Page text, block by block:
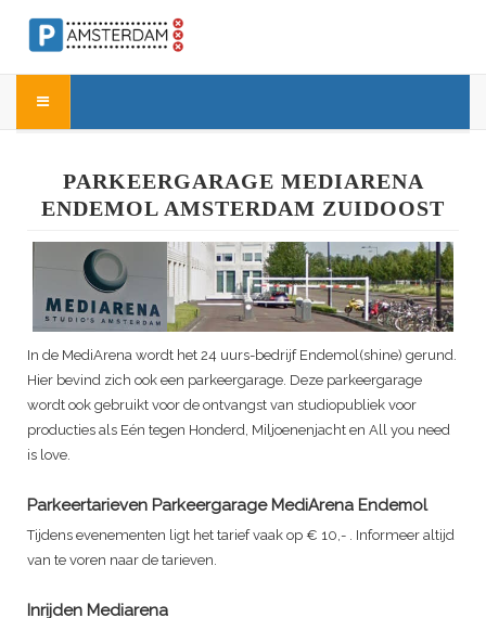
PARKEERGARAGE MEDIARENA
ENDEMOL AMSTERDAM ZUIDOOST
In de MediArena wordt het 24 uurs-bedrijf Endemol(shine) gerund.
Hier bevind zich ook een parkeergarage. Deze parkeergarage
wordt ook gebruikt voor de ontvangst van studiopubliek voor
producties als Eén tegen Honderd, Miljoenenjacht en All you need
is love.
Parkeertarieven Parkeergarage MediArena Endemol
Tijdens evenementen ligt het tarief vaak op € 10,- . Informeer altijd
van te voren naar de tarieven.
Inrijden Mediarena